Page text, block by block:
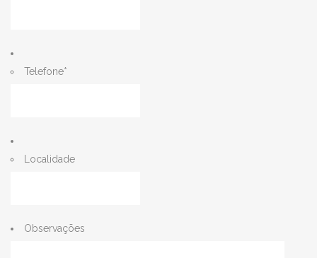
Telefone*
Localidade
Observações